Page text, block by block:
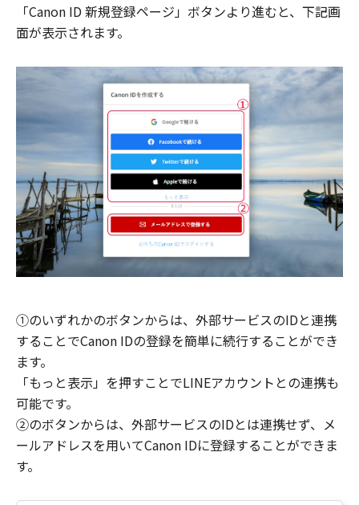
「Canon ID 新規登録ページ」ボタンより進むと、下記画
面が表示されます。
①のいずれかのボタンからは、外部サービスのIDと連携
することでCanon IDの登録を簡単に続行することができ
ます。
「もっと表示」を押すことでLINEアカウントとの連携も
可能です。
②のボタンからは、外部サービスのIDとは連携せず、メ
ールアドレスを用いてCanon IDに登録することができま
す。